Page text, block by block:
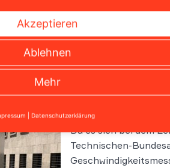
Leivtec
Da es sich bei dem
Technischen-
Akzeptieren
Ablehnen
Mehr
Datenschutzerklärung